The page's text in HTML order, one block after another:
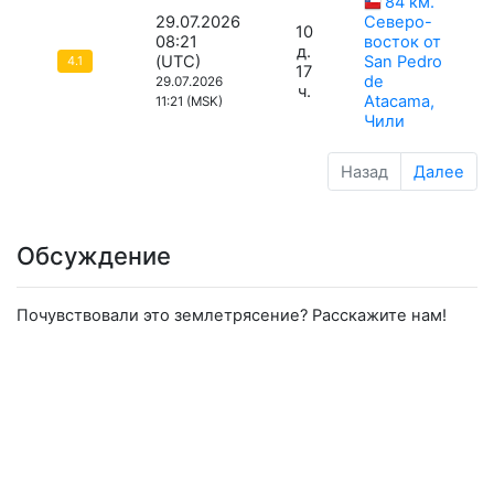
4.1
29.07.2026
08:21
(UTC)
29.07.2026
11:21 (MSK)
10
д.
17
ч.
Северо-
восток от
San Pedro
de
Atacama,
Чили
Назад Далее
Обсуждение
Почувствовали это землетрясение? Расскажите нам!